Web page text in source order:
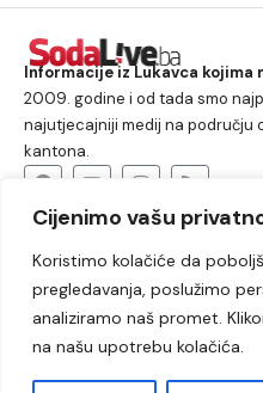
Cijenimo vašu
Koristimo kolačiće da
pregledavanja, poslužimo
analiziramo naš promet.
na našu upotrebu kolačića.
Informacije iz Lukavca kojima
2009. godine i od tada smo
najutjecajniji medij na području
kantona.
Lukavac Društvo
Kultura
Kolumne